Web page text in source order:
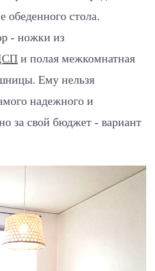
обеденного стола.
- ножки из
и полая межкомнатная
Ему нельзя
надежного и
за свой бюджет - вариант